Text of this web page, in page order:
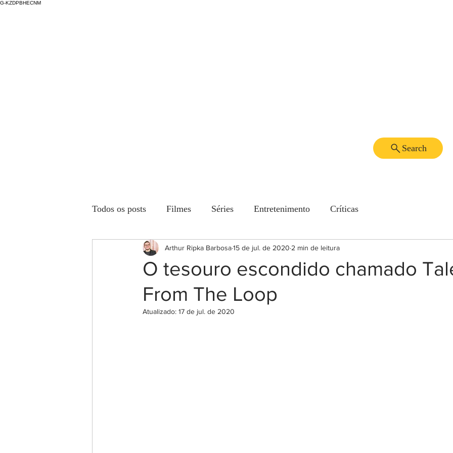
G-KZDPBHECNM
Search
Todos os posts Filmes Séries Entretenimento Críticas
O tesouro escondido chamado
From The Loop
Arthur Ripka Barbosa15 de jul. de 2020 2 min de leitura
Atualizado: 17 de jul. de 2020